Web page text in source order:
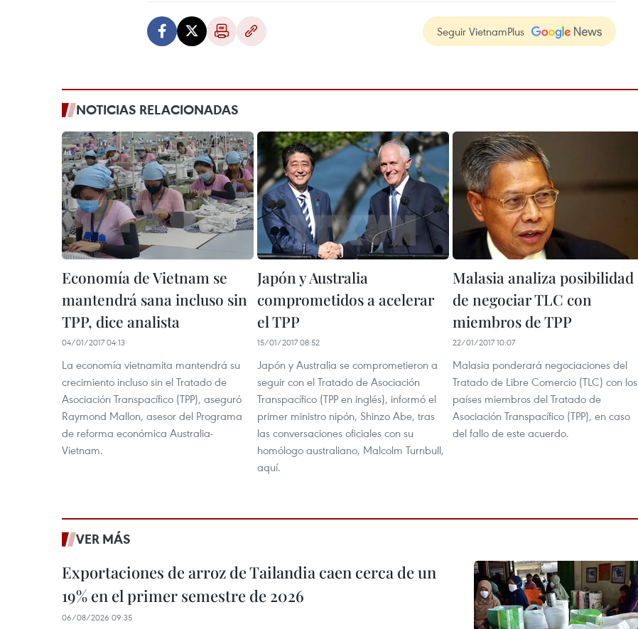
Seguir VietnamPlus
NOTICIAS RELACIONADAS
Economía de Vietnam se
mantendrá sana incluso sin
TPP, dice analista
04/01/2017 04:13
La economía vietnamita mantendrá su
crecimiento incluso sin el Tratado de
Asociación Transpacífico (TPP), aseguró
Raymond Mallon, asesor del Programa
de reforma económica Australia-
Vietnam.
Japón y Australia
comprometidos a acelerar
el TPP
15/01/2017 08:52
Japón y Australia se comprometieron a
seguir con el Tratado de Asociación
Transpacífico (TPP en inglés), informó el
primer ministro nipón, Shinzo Abe, tras
las conversaciones oficiales con su
homólogo australiano, Malcolm Turnbull,
aquí.
Malasia analiza posibilidad
de negociar TLC con
miembros de TPP
22/01/2017 10:07
Malasia ponderará negociaciones del
Tratado de Libre Comercio (TLC) con los
países miembros del Tratado de
Asociación Transpacífico (TPP), en caso
del fallo de este acuerdo.
VER MÁS
Exportaciones de arroz de Tailandia caen cerca de un
19% en el primer semestre de 2026
06/08/2026 09:35